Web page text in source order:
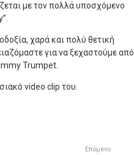
με τον πολλά υποσχόμενο
χαρά και πολύ θετική
για να ξεχαστούμε από
Trumpet.
video clip του.
Επόμενο